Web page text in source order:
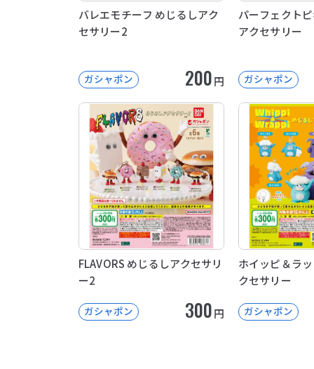
バレエモチーフ めじるしアク
セサリー2
ガシャポン 200円
パーフェクト
アクセサリー
ガシャポン
FLAVORS めじるしアクセサリ
ー2
ガシャポン 300円
ホイッピ＆ラ
クセサリー
ガシャポン